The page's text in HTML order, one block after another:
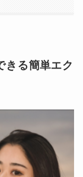
きる簡単エク